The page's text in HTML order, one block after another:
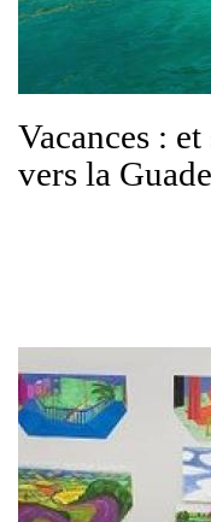
Vacances :
vers la